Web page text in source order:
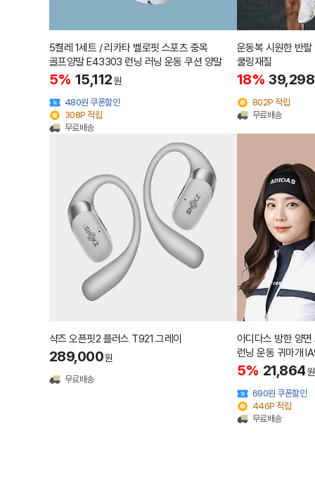
5켤레 1세트 / 리카타 벨로핏 스포츠 중목
골프양말 E43303 런닝 러닝 운동 쿠션 양말
5% 15,112원
480원 쿠폰할인
308P 적립
무료배송
운동복 시원한 반
쿨링재질
18% 39,298
802P 적립
무료배송
샥즈 오픈핏2 플러스 T921 그레이
289,000원
무료배송
아디다스 방한 양
런닝 운동 귀마개
5% 21,864원
690원 쿠폰할인
446P 적립
무료배송